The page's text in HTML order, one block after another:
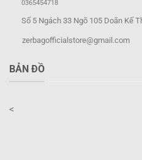
0365454718
Số 5 Ngách 33 Ngõ 105 Doãn Kế
zerbagofficialstore@gmail.com
BẢN ĐỒ
<